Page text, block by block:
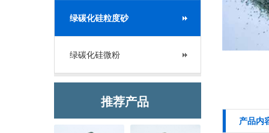
绿碳化硅粒度砂
绿碳化硅微粉
推荐产品
产品内